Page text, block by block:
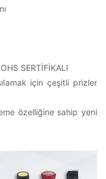
SERTİFİKALI
için çeşitli prizler
özelliğine sahip yeni